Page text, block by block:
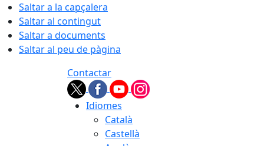
Saltar a la capçalera
Saltar al contingut
Saltar a documents
Saltar al peu de pàgina
Contactar
Idiomes
Català
Castellà